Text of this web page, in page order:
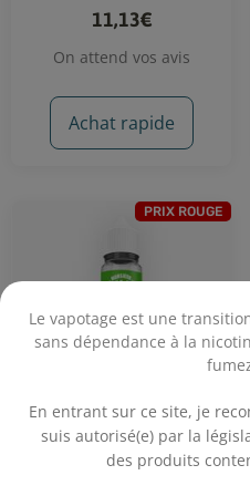
Le vapotage est une
sans dépendance à la
En entrant sur ce site, je
suis autorisé(e) par la
des produits
11,13€
On attend vos avis
Achat rapide
PRIX ROUGE
Mojito Limonade 50 mL